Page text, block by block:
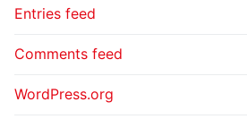
Entries feed
Comments feed
WordPress.org